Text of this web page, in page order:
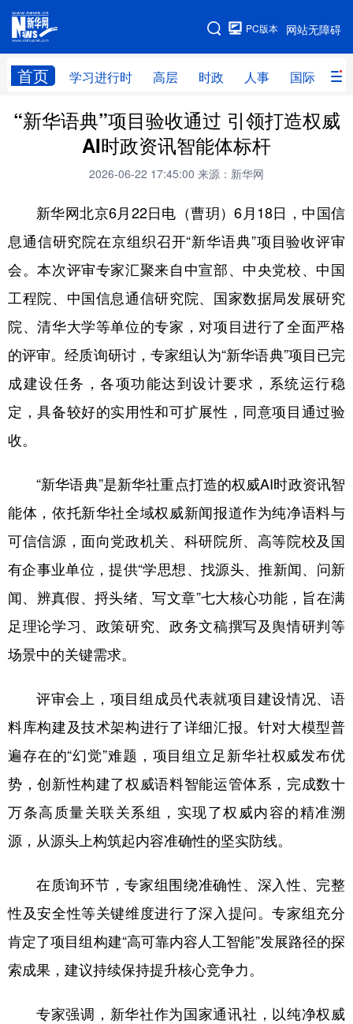
网站无障碍
PC版本
首页 学习进行时 高层 时政 人事 国际 财
网站地图
学习进行时 高层 时政 人事
财经 网评
全球连线
科技 科创 量子 体育
文化 书画 健康 军事
法律 中央文件 金融 汽车
食品 人居 信息化 数字经济
学术中国 乡村振兴 银龄 溯源中国
城市 旅游 能源 会展
公益 一带一路 亚太网 上市公司
文化产业
地方频道
辽宁
山东 河南 湖北 湖南
四川 贵州 云南 西藏
陕西 甘肃 青海 宁夏
新疆 内蒙古 黑龙江
多语种频道
English Español Français عربى
Русский язык 日本語
Deutsch Português
“新华语典”项目验收通过 引领打造权威
AI时政资讯智能体标杆
2026-06-22 17:45:00 来源：新华网
新华网北京6月22日电（曹玥）6月18日，中国信
息通信研究院在京组织召开“新华语典”项目验收评审
会。本次评审专家汇聚来自中宣部、中央党校、中国
工程院、中国信息通信研究院、国家数据局发展研究
院、清华大学等单位的专家，对项目进行了全面严格
的评审。经质询研讨，专家组认为“新华语典”项目已完
成建设任务，各项功能达到设计要求，系统运行稳
定，具备较好的实用性和可扩展性，同意项目通过验
收。
“新华语典”是新华社重点打造的权威AI时政资讯智
能体，依托新华社全域权威新闻报道作为纯净语料与
可信信源，面向党政机关、科研院所、高等院校及国
有企事业单位，提供“学思想、找源头、推新闻、问新
闻、辨真假、捋头绪、写文章”七大核心功能，旨在满
足理论学习、政策研究、政务文稿撰写及舆情研判等
场景中的关键需求。
评审会上，项目组成员代表就项目建设情况、语
料库构建及技术架构进行了详细汇报。针对大模型普
遍存在的“幻觉”难题，项目组立足新华社权威发布优
势，创新性构建了权威语料智能运管体系，完成数十
万条高质量关联关系组，实现了权威内容的精准溯
源，从源头上构筑起内容准确性的坚实防线。
在质询环节，专家组围绕准确性、深入性、完整
性及安全性等关键维度进行了深入提问。专家组充分
肯定了项目组构建“高可靠内容人工智能”发展路径的探
索成果，建议持续保持提升核心竞争力。
专家强调，新华社作为国家通讯社，以纯净权威